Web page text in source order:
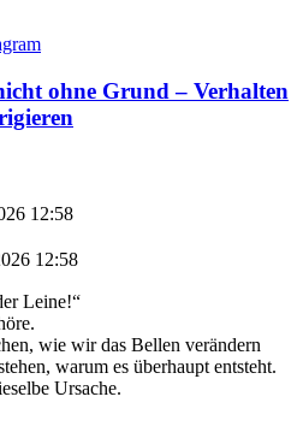
ohne Grund – Verhalten
12:58
12:58
Leine!“
wie wir das Bellen verändern
warum es überhaupt entsteht.
Ursache.